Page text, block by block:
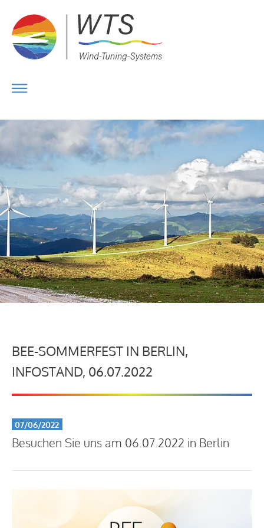
BEE-SOMMERFEST IN BERLIN,
INFOSTAND, 06.07.2022
07/06/2022
Besuchen Sie uns am 06.07.2022 in Berlin